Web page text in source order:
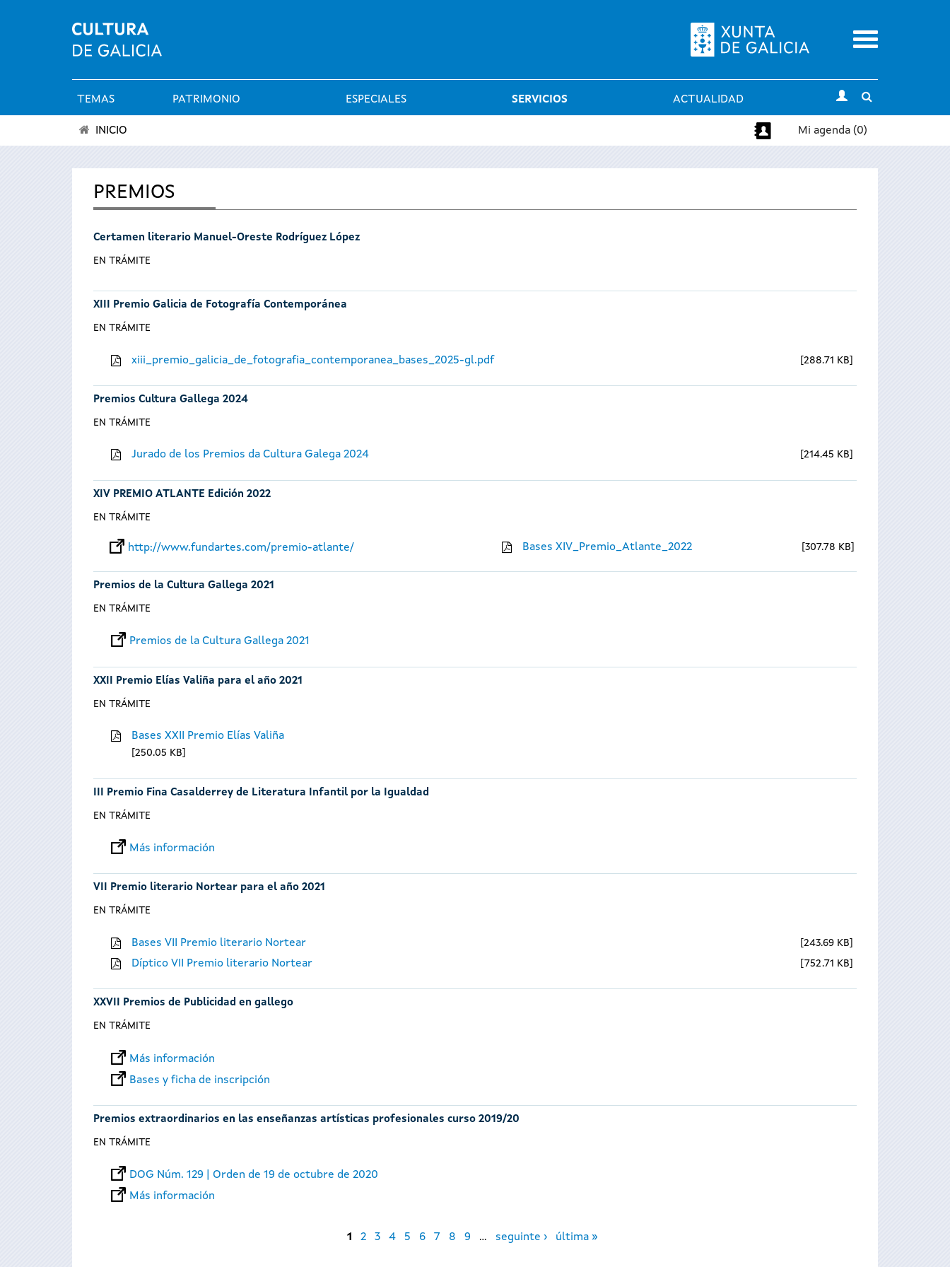
Menu
Menú
principal
TEMAS PATRIMONIO ESPECIALES SERVICIOS ACTUALIDAD
search
encuentra
aquí
INICIO Mi agenda (0)
PREMIOS
Certamen literario Manuel-Oreste Rodríguez López
EN TRÁMITE
XIII Premio Galicia de Fotografía Contemporánea
EN TRÁMITE
xiii_premio_galicia_de_fotografia_contemporanea_bases_2025-gl.pdf 288.71 KB
Premios Cultura Gallega 2024
EN TRÁMITE
Jurado de los Premios da Cultura Galega 2024 214.45 KB
XIV PREMIO ATLANTE Edición 2022
EN TRÁMITE
http://www.fundartes.com/premio-atlante/ Bases XIV_Premio_Atlante_2022 307.78 KB
Premios de la Cultura Gallega 2021
EN TRÁMITE
Premios de la Cultura Gallega 2021
XXII Premio Elías Valiña para el año 2021
EN TRÁMITE
Bases XXII Premio Elías Valiña
250.05 KB
III Premio Fina Casalderrey de Literatura Infantil por la Igualdad
EN TRÁMITE
Más información
VII Premio literario Nortear para el año 2021
EN TRÁMITE
Bases VII Premio literario Nortear 243.69 KB
Díptico VII Premio literario Nortear 752.71 KB
XXVII Premios de Publicidad en gallego
EN TRÁMITE
Más información
Bases y ficha de inscripción
Premios extraordinarios en las enseñanzas artísticas profesionales curso 2019/20
EN TRÁMITE
DOG Núm. 129 | Orden de 19 de octubre de 2020
Más información
1 2 3 4 5 6 7 8 9 … seguinte › última »